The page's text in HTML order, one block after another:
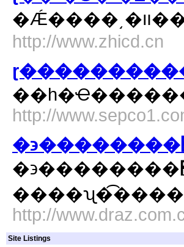
http://www.zhicd.cn
http://
�϶��������޹�˾��һ�Ҵ��ͽ�����װʩ����ҵ��ӵ�й��ҵ��������硢
http://
Site Listings